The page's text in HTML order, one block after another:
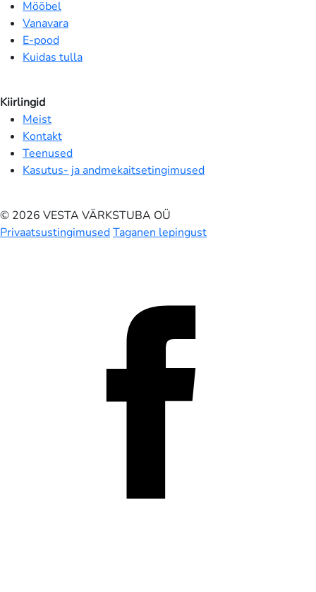
Mööbel
Vanavara
E-pood
Kuidas tulla
Kiirlingid
Meist
Kontakt
Teenused
Kasutus- ja andmekaitsetingimused
© 2026 VESTA VÄRKSTUBA OÜ
PrivaatsustingimusedTaganen lepingust